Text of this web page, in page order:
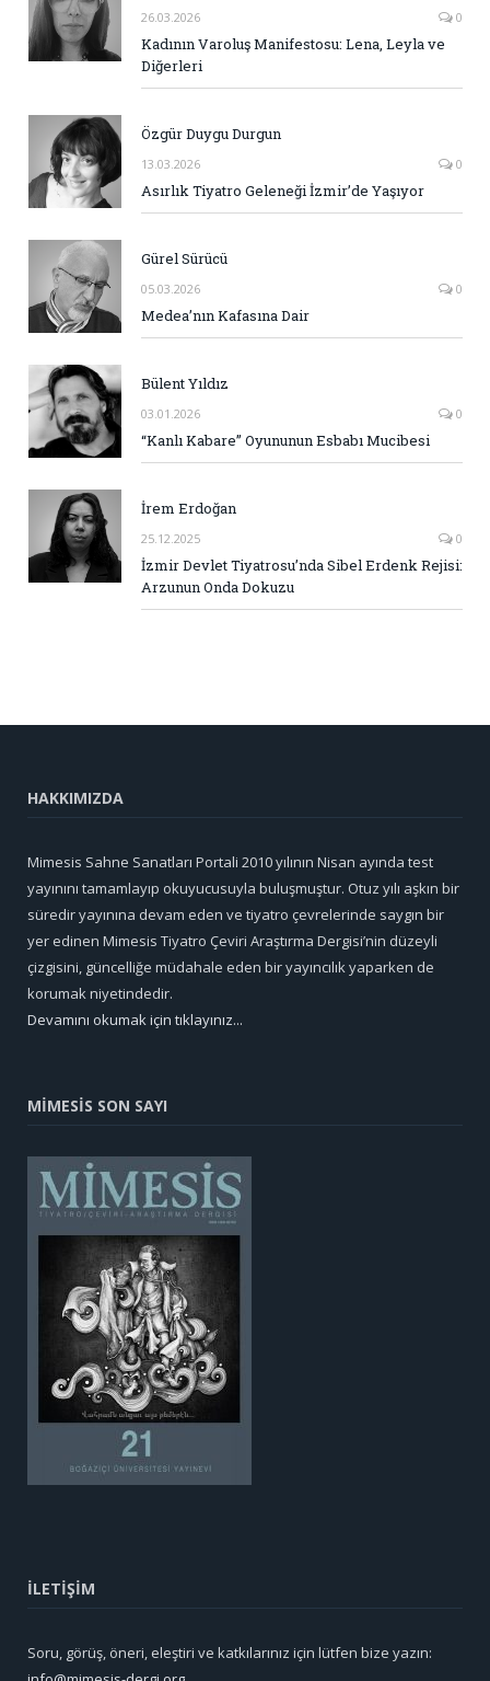
26.03.2026 0
Kadının Varoluş Manifestosu: Lena, Leyla ve
Diğerleri
Özgür Duygu Durgun
13.03.2026 0
Asırlık Tiyatro Geleneği İzmir’de Yaşıyor
Gürel Sürücü
05.03.2026 0
Medea’nın Kafasına Dair
Bülent Yıldız
03.01.2026 0
“Kanlı Kabare” Oyununun Esbabı Mucibesi
İrem Erdoğan
25.12.2025 0
İzmir Devlet Tiyatrosu’nda Sibel Erdenk Rejisi:
Arzunun Onda Dokuzu
HAKKIMIZDA
Mimesis Sahne Sanatları Portali 2010 yılının Nisan ayında test
yayınını tamamlayıp okuyucusuyla buluşmuştur. Otuz yılı aşkın bir
süredir yayınına devam eden ve tiyatro çevrelerinde saygın bir
yer edinen Mimesis Tiyatro Çeviri Araştırma Dergisi’nin düzeyli
çizgisini, güncelliğe müdahale eden bir yayıncılık yaparken de
korumak niyetindedir.
Devamını okumak için tıklayınız...
MİMESİS SON SAYI
İLETİŞİM
Soru, görüş, öneri, eleştiri ve katkılarınız için lütfen bize yazın: